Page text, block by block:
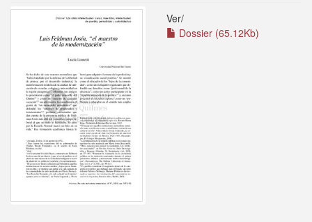
Ver/
Dossier (65.12Kb)